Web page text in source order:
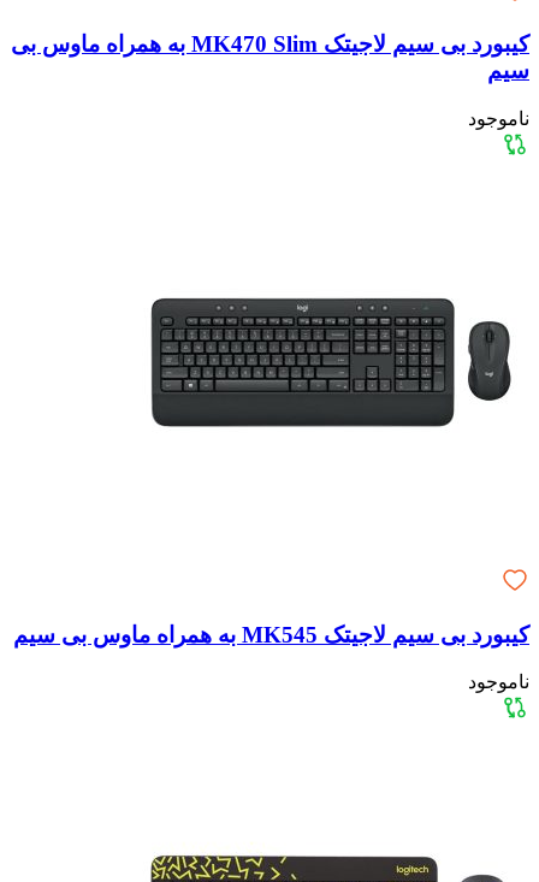
کیبورد بی سیم لاجیتک MK470 Slim به همراه ماوس بی
سیم
ناموجود
کیبورد بی سیم لاجیتک MK545 به همراه ماوس بی سیم
ناموجود